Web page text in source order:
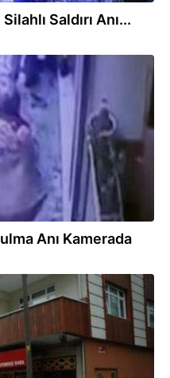
Saldırı Anı...
Anı Kamerada